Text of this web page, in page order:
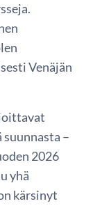
Venäjän
–
2026
yhä
kärsinyt